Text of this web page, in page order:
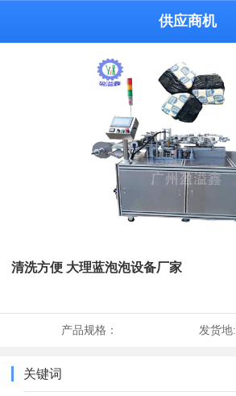
供应商机
清洗方便 大理蓝泡泡设备厂家
产品规格： 发货地:
关键词